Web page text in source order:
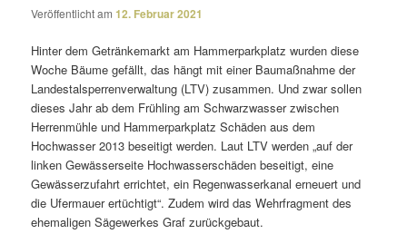
Veröffentlicht am12. Februar 2021
Hinter dem Getränkemarkt am Hammerparkplatz wurden diese
Woche Bäume gefällt, das hängt mit einer Baumaßnahme der
Landestalsperrenverwaltung (LTV) zusammen. Und zwar sollen
dieses Jahr ab dem Frühling am Schwarzwasser zwischen
Herrenmühle und Hammerparkplatz Schäden aus dem
Hochwasser 2013 besei­tigt werden. Laut LTV werden „auf der
linken Gewässerseite Hochwasserschäden besei­tigt, eine
Gewässerzufahrt errichtet, ein Regenwasserkanal erneuert und
die Ufermauer ertüchtigt“. Zudem wird das Wehrfragment des
ehema­ligen Sägewerkes Graf zurückgebaut.